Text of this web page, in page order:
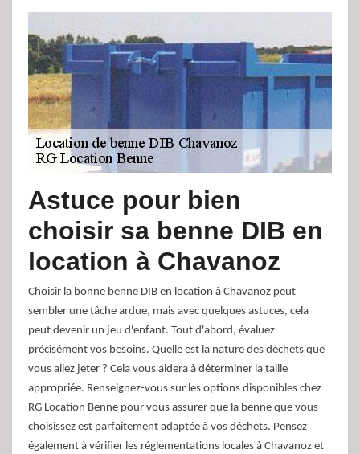
Astuce pour bien
choisir sa benne DIB en
location à Chavanoz
Choisir la bonne benne DIB en location à Chavanoz peut
sembler une tâche ardue, mais avec quelques astuces, cela
peut devenir un jeu d'enfant. Tout d'abord, évaluez
précisément vos besoins. Quelle est la nature des déchets que
vous allez jeter ? Cela vous aidera à déterminer la taille
appropriée. Renseignez-vous sur les options disponibles chez
RG Location Benne pour vous assurer que la benne que vous
choisissez est parfaitement adaptée à vos déchets. Pensez
également à vérifier les réglementations locales à Chavanoz et